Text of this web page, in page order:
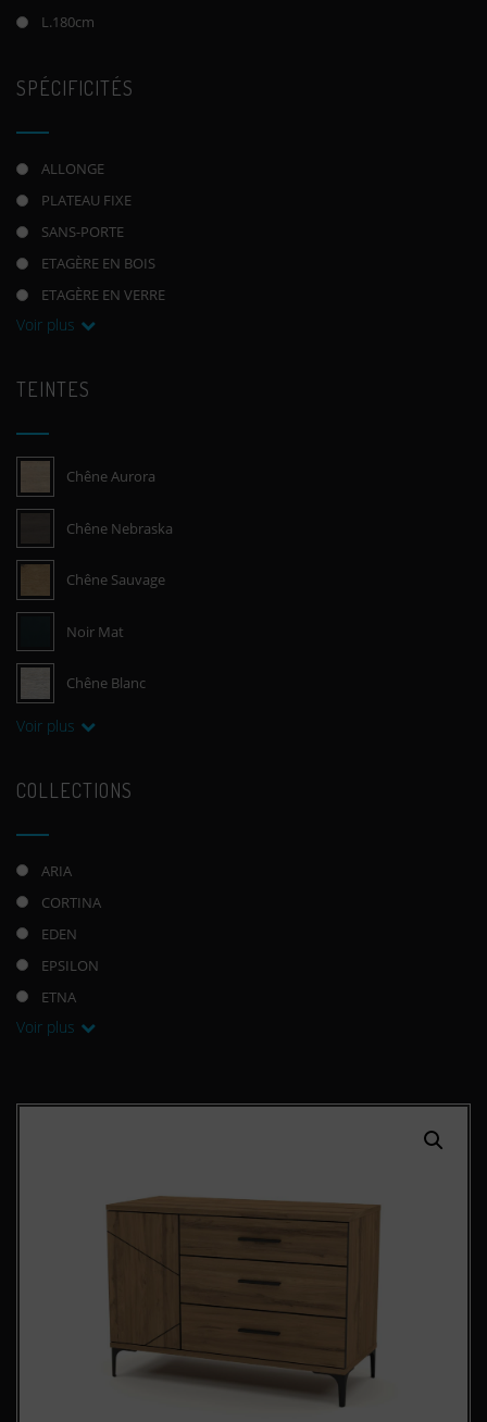
L.180cm
SPÉCIFICITÉS
ALLONGE
PLATEAU FIXE
SANS-PORTE
ETAGÈRE EN BOIS
ETAGÈRE EN VERRE
Voir plus
TEINTES
Chêne Aurora
Chêne Nebraska
Chêne Sauvage
Noir Mat
Chêne Blanc
Voir plus
COLLECTIONS
ARIA
CORTINA
EDEN
EPSILON
ETNA
Voir plus